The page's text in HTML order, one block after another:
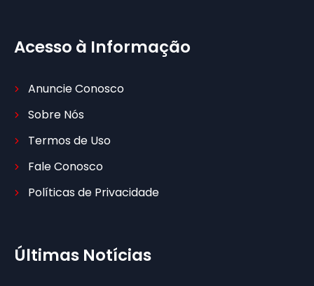
Acesso à Informação
Anuncie Conosco
Sobre Nós
Termos de Uso
Fale Conosco
Políticas de Privacidade
Últimas Notícias